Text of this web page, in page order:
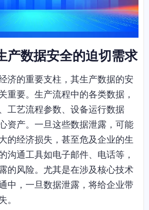
产数据安全的迫切需求
济的重要支柱，其生产数据的安
重要。生产流程中的各类数据，
工艺流程参数、设备运行数据
资产。一旦这些数据泄露，可能
的经济损失，甚至危及企业的生
沟通工具如电子邮件、电话等，
的风险。尤其是在涉及核心技术
中，一旦数据泄露，将给企业带
。